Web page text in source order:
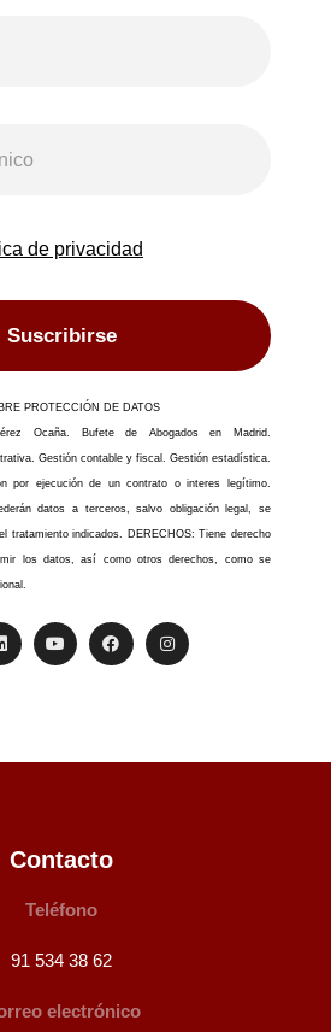
de privacidad
Suscribirse
PROTECCIÓN DE DATOS
Ocaña. Bufete de Abogados en Madrid.
Gestión contable y fiscal. Gestión estadística.
por ejecución de un contrato o interes legítimo.
datos a terceros, salvo obligación legal, se
tratamiento indicados. DERECHOS: Tiene derecho
los datos, así como otros derechos, como se
Contacto
Teléfono
91 534 38 62
electrónico